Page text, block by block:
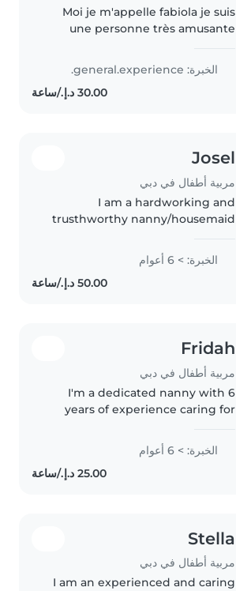
Moi je m'appelle fabiola je suis
une personne très amusante
prendre soin d'eux c'est ma suis
très travailleuse, humble,
الخبرة: general.experience.
Josel
مربية أطفال في دبي
I am a hardworking and
trusthworthy nanny/housemaid
inhousehold,cleaning,
childcare,and daily home
organization. I am patient and
الخبرة: > 6 أعوام
Fridah
مربية أطفال في دبي
I'm a dedicated nanny with 6
years of experience caring for
friendly, caring, and patient, with
a knack for engaging kids
through reading and other
الخبرة: > 6 أعوام
Stella
مربية أطفال في دبي
I am an experienced and caring